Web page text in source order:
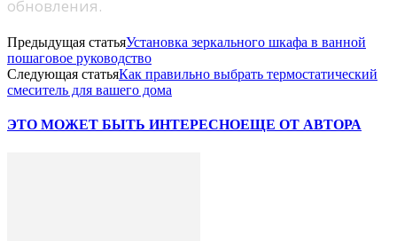
обновления.
Предыдущая статьяУстановка зеркального шкафа в ванной
пошаговое руководство
Следующая статьяКак правильно выбрать термостатический
смеситель для вашего дома
ЭТО МОЖЕТ БЫТЬ ИНТЕРЕСНОЕЩЕ ОТ АВТОРА